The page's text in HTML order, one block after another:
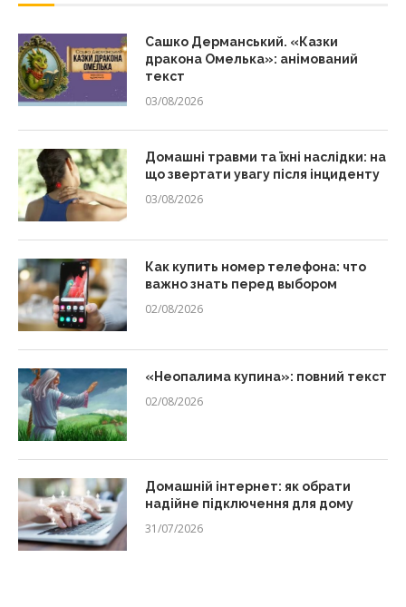
Сашко Дерманський. «Казки
дракона Омелька»: анімований
текст
03/08/2026
Домашні травми та їхні наслідки: на
що звертати увагу після інциденту
03/08/2026
Как купить номер телефона: что
важно знать перед выбором
02/08/2026
«Неопалима купина»: повний текст
02/08/2026
Домашній інтернет: як обрати
надійне підключення для дому
31/07/2026